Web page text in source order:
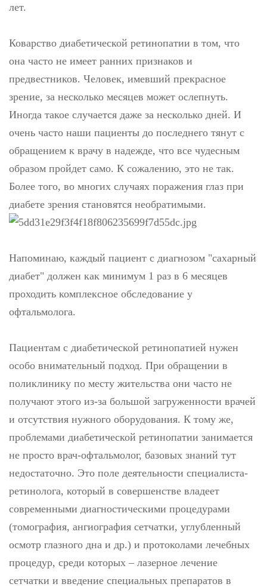
лет.
Коварство диабетической ретинопатии в том, что
она часто не имеет ранних признаков и
предвестников. Человек, имевший прекрасное
зрение, за несколько месяцев может ослепнуть.
Иногда такое случается даже за несколько дней. И
очень часто наши пациенты до последнего тянут с
обращением к врачу в надежде, что все чудесным
образом пройдет само. К сожалению, это не так.
Более того, во многих случаях поражения глаз при
диабете зрения становятся необратимыми.
Напоминаю, каждый пациент с диагнозом "сахарный
диабет" должен как минимум 1 раз в 6 месяцев
проходить комплексное обследование у
офтальмолога.
Пациентам с диабетической ретинопатией нужен
особо внимательный подход. При обращении в
поликлинику по месту жительства они часто не
получают этого из-за большой загруженности врачей
и отсутствия нужного оборудования. К тому же,
проблемами диабетической ретинопатии занимается
не просто врач-офтальмолог, базовых знаний тут
недостаточно. Это поле деятельности специалиста-
ретинолога, который в совершенстве владеет
современными диагностическими процедурами
(томография, ангиография сетчатки, углубленный
осмотр глазного дна и др.) и протоколами лечебных
процедур, среди которых – лазерное лечение
сетчатки и введение специальных препаратов в